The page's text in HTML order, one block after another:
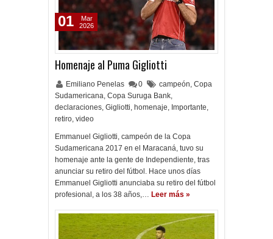
Homenaje al Puma Gigliotti
Emiliano Penelas 0 campeón, Copa
Sudamericana, Copa Suruga Bank,
declaraciones, Gigliotti, homenaje, Importante,
retiro, video
Emmanuel Gigliotti, campeón de la Copa
Sudamericana 2017 en el Maracaná, tuvo su
homenaje ante la gente de Independiente, tras
anunciar su retiro del fútbol. Hace unos días
Emmanuel Gigliotti anunciaba su retiro del fútbol
profesional, a los 38 años,… Leer más »
01
Mar
2026